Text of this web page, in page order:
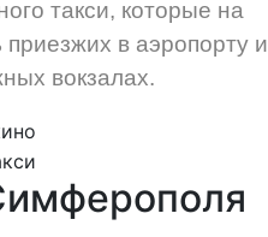
такси, которые на
приезжих в аэропорту и
вокзалах.